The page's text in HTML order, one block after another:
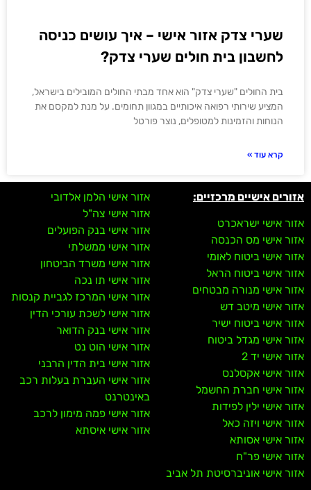
שערי צדק אזור אישי – איך עושים כניסה
לחשבון בית חולים שערי צדק?
בית החולים "שערי צדק" הוא אחד מבתי החולים המובילים בישראל,
המציע שירותי רפואה איכותיים במגוון תחומים. על מנת למקסם את
הנוחות והזמינות למטופלים, נוצר פורטל
קרא עוד »
אזורים אישיים מרכזיים:
אזור אישי ישראכרט
אזור אישי מס הכנסה
אזור אישי ביטוח לאומי
אזור אישי ביטוח הראל
אזור אישי מנורה מבטחים
אזור אישי מיטב דש
אזור אישי ביטוח ישיר
אזור אישי מגדל ביטוח
אזור אישי יד 2
אזור אישי אקסלנס
אזור אישי חברת החשמל
אזור אישי ילין לפידות
אזור אישי ויזה כאל
אזור אישי אסותא
אזור אישי פר"ח
אזור אישי אוניברסיטת תל אביב
אזור אישי הלמן אלדובי
אזור אישי צה"ל
אזור אישי בנק הפועלים
אזור אישי ממשלתי
אזור אישי משרד הביטחון
אזור אישי תו נכה
אזור אישי המרכז לגביית קנסות
אזור אישי לשכת עורכי הדין
אזור אישי בנק הדואר
אזור אישי הוט נט
אזור אישי בית הדין הרבני
אזור אישי העברת בעלות רכב
באינטרנט
אזור אישי פמה מימון לרכב
אזור אישי איסתא